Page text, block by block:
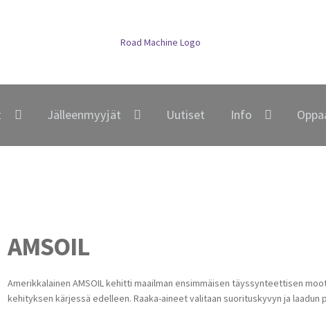
Jälleenmyyjät Uutiset Info
AMSOIL
Amerikkalainen AMSOIL kehitti maailman ensimmäisen täyssynteettisen
kehityksen kärjessä edelleen. Raaka-aineet valitaan suorituskyvyn ja laadun